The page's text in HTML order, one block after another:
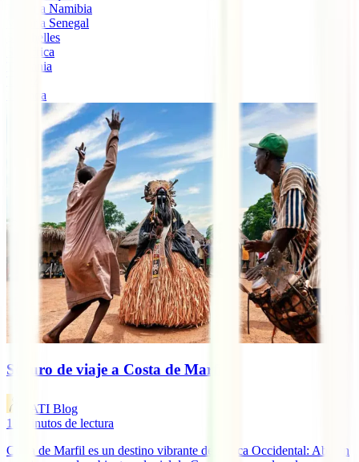
Viajar a Namibia
Viajar a Senegal
Seychelles
Sudáfrica
Tanzania
Uganda
Seguro de viaje a Costa de Marfil
IATI Blog
11
minutos de lectura
Costa de Marfil es un destino vibrante de África Occidental: Abiyán